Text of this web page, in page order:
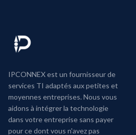
IPCONNEX est un fournisseur de
services TI adaptés aux petites et
moyennes entreprises. Nous vous
aidons à intégrer la technologie
dans votre entreprise sans payer
pour ce dont vous n'avez pas